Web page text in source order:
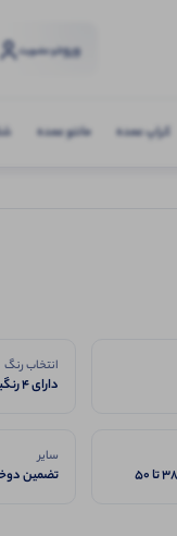
ورودو عضویت
کراپ عمده مانتو عمده
انتخاب رنگ
دارای 4 رنگبندی
سایر
تضمین